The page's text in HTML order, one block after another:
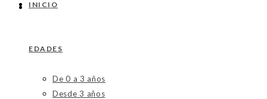
INICIO
EDADES
De 0 a 3 años
Desde 3 años